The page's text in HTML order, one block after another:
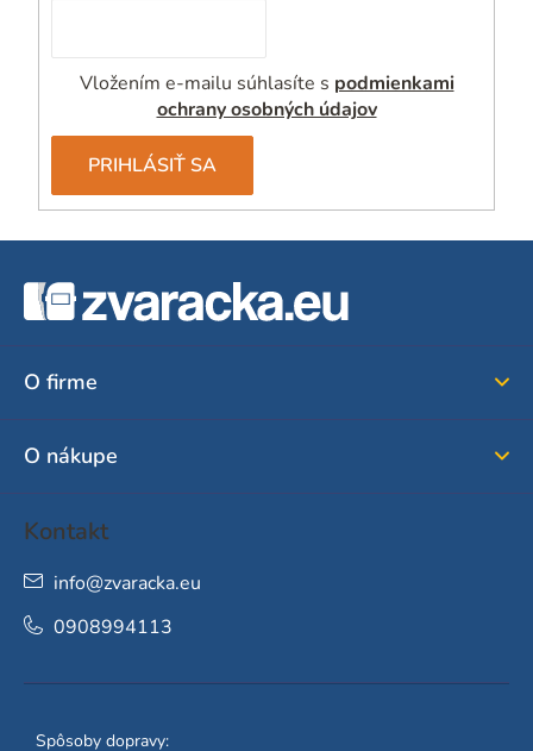
Vložením e-mailu súhlasíte s podmienkami
ochrany osobných údajov
PRIHLÁSIŤ SA
O firme
O nákupe
Kontakt
info@zvaracka.eu
0908994113
Spôsoby dopravy: